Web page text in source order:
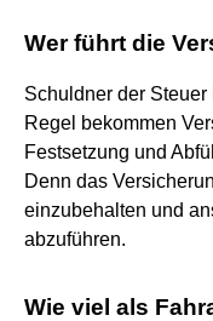
Wer führt die
Schuldner der
Regel bekommen
Festsetzung und
Denn das
einzubehalten und
abzuführen.
Wie viel als